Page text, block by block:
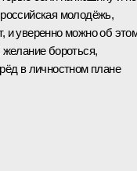
молодёжь,
и уверенно можно об
бороться,
в личностном плане